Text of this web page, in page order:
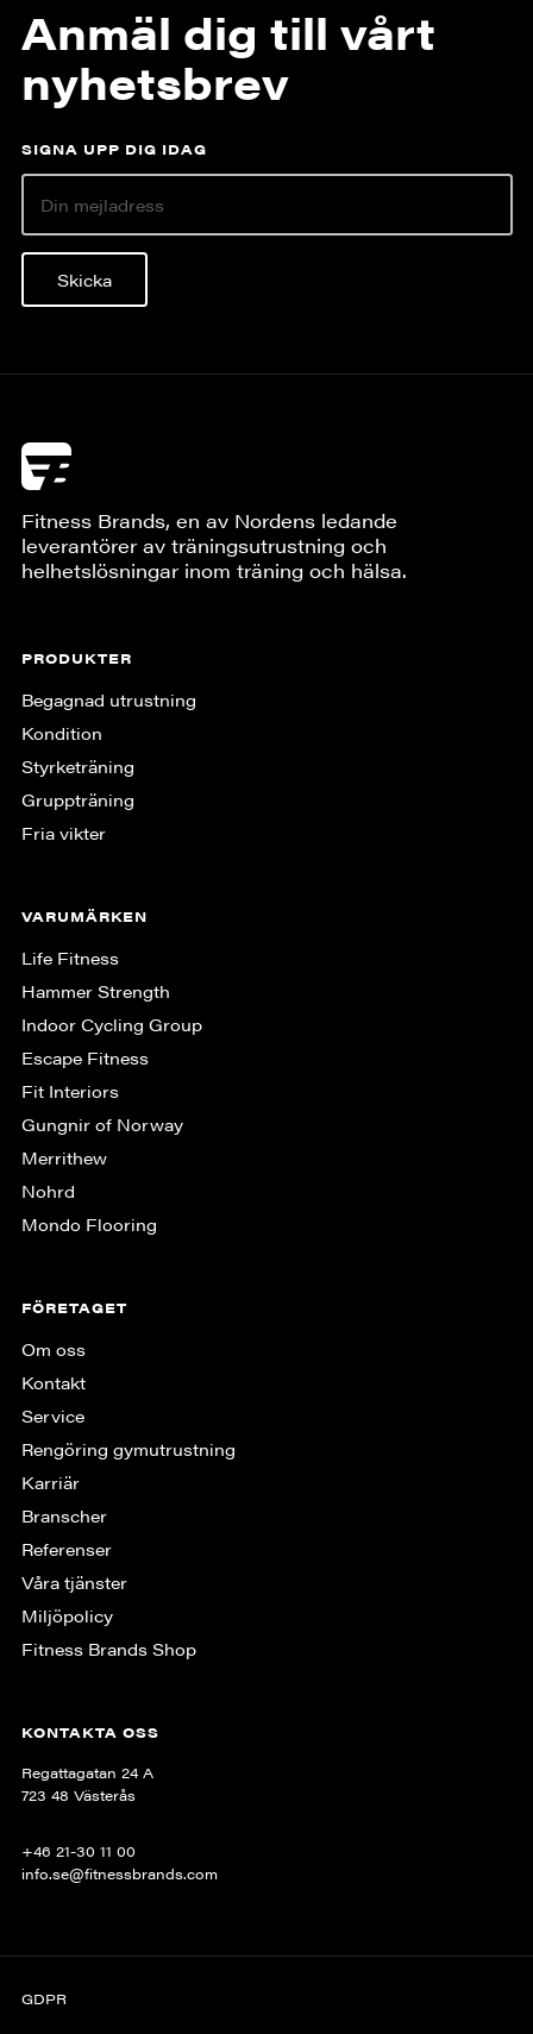
Anmäl dig till vårt
nyhetsbrev
SIGNA UPP DIG IDAG
Skicka
Fitness Brands, en av Nordens ledande
leverantörer av träningsutrustning och
helhetslösningar inom träning och hälsa.
PRODUKTER
Begagnad utrustning
Kondition
Styrketräning
Gruppträning
Fria vikter
VARUMÄRKEN
Life Fitness
Hammer Strength
Indoor Cycling Group
Escape Fitness
Fit Interiors
Gungnir of Norway
Merrithew
Nohrd
Mondo Flooring
FÖRETAGET
Om oss
Kontakt
Service
Rengöring gymutrustning
Karriär
Branscher
Referenser
Våra tjänster
Miljöpolicy
Fitness Brands Shop
KONTAKTA OSS
Regattagatan 24 A
723 48 Västerås
+46 21-30 11 00
info.se@fitnessbrands.com
GDPR